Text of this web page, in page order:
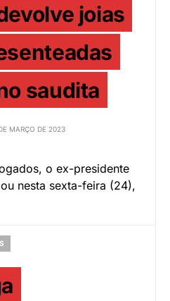
joias
saudita
MARÇO DE 2023
o ex-presidente
nesta sexta-feira (24),